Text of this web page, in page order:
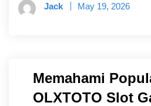
Jack May 19, 2026
Memahami
OLXTOTO Slot